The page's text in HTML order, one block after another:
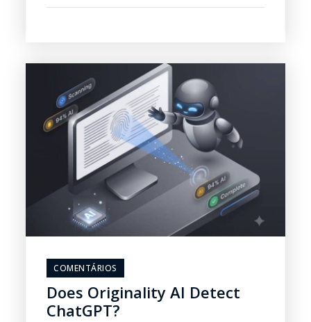
COMENTÁRIOS
Does Originality AI Detect
ChatGPT?